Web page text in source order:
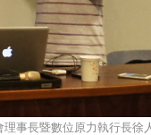
理事長暨數位原力執行長徐